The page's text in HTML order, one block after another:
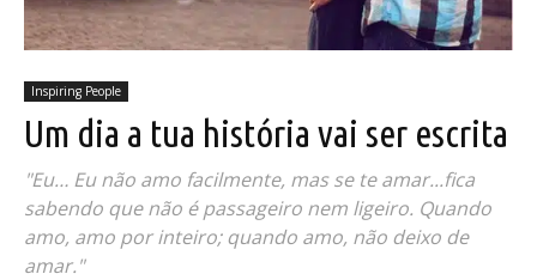
Inspiring People
Um dia a tua história vai ser escrita
"Eu… Eu não amo facilmente, mas se te amar...fica
sabendo que não é passageiro nem ligeiro. Quando
amo, amo por inteiro; quando amo, não deixo de
amar."